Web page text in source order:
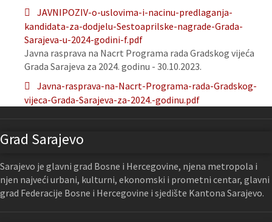
JAVNIPOZIV-o-uslovima-i-nacinu-predlaganja-
kandidata-za-dodjelu-Sestoaprilske-nagrade-Grada-
Sarajeva-u-2024-godini-f.pdf
Javna rasprava na Nacrt Programa rada Gradskog vijeća
Grada Sarajeva za 2024. godinu - 30.10.2023.
Javna-rasprava-na-Nacrt-Programa-rada-Gradskog-
vijeca-Grada-Sarajeva-za-2024.-godinu.pdf
Grad Sarajevo
Sarajevo je glavni grad Bosne i Hercegovine, njena metropola i
njen najveći urbani, kulturni, ekonomski i prometni centar, glavni
grad Federacije Bosne i Hercegovine i sjedište Kantona Sarajevo.